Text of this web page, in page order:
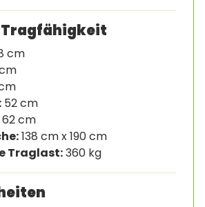
Tragfähigkeit
cm
52 cm
62 cm
138 cm x 190 cm
Traglast:360 kg